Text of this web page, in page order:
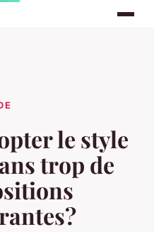
le style
trop de